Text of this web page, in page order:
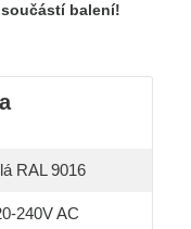
balení!
RAL 9016
240V AC